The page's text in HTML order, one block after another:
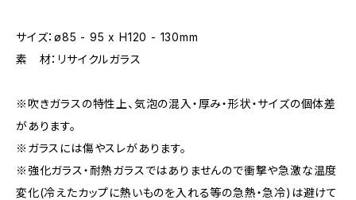
サイズ：ø85 - 95 x H120 - 130mm
素 材：リサイクルガラス
※吹きガラスの特性上、気泡の混入・厚み・形状・サイズの個体差
があります。
※ガラスには傷やスレがあります。
※強化ガラス・耐熱ガラスではありませんので衝撃や急激な温度
変化(冷えたカップに熱いものを入れる等の急熱・急冷)は避けて